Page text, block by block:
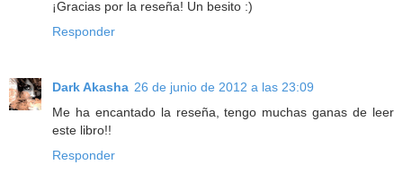
¡Gracias por la reseña! Un besito :)
Responder
Dark Akasha 26 de junio de 2012 a las 23:09
Me ha encantado la reseña, tengo muchas ganas de leer
este libro!!
Responder